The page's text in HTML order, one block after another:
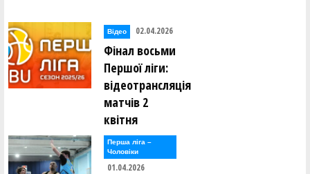
Відео 02.04.2026
Фінал восьми
Першої ліги:
відеотрансляція
матчів 2
квітня
Перша лiга –
Чоловiки
01.04.2026